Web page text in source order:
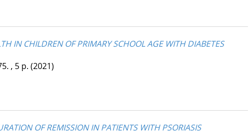
IN CHILDREN OF PRIMARY SCHOOL AGE WITH DIABETES
, 5 p. (2021)
OF REMISSION IN PATIENTS WITH PSORIASIS